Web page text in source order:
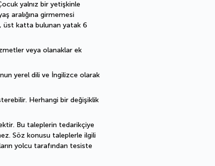
yalnız bir yetişkinle
aralığına girmemesi
üst katta bulunan yatak 6
veya olanaklar ek
yerel dili ve İngilizce olarak
Herhangi bir değişiklik
Bu taleplerin tedarikçiye
Söz konusu taleplerle ilgili
yolcu tarafından tesiste